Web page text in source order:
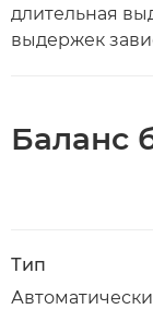
длительная
выдержек
Баланс
Тип